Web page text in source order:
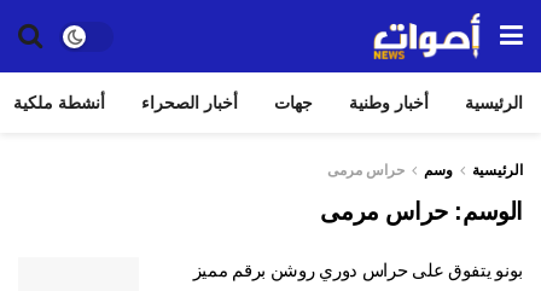
الرئيسية أخبار وطنية جهات أخبار الصحراء أنشطة ملكية
الرئيسية وسم حراس مرمى
الوسم:حراس مرمى
بونو يتفوق على حراس دوري روشن برقم مميز